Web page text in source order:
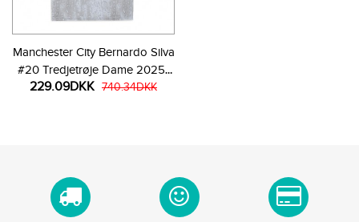
Manchester City Bernardo Silva
#20 Tredjetrøje Dame 2025-
26 Kortærmet
229.09DKK 740.34DKK